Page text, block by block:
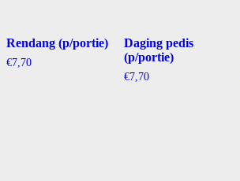
Rendang (p/portie)
€7,70
Daging pedis
(p/portie)
€7,70